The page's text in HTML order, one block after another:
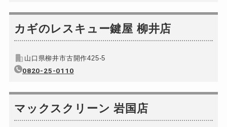
金庫カギ開け 8,800円～(税込)
金庫カギ修理
金庫カギ交換
ドアノブカギ開け
カギのレスキュー鍵屋 柳井店
山口県柳井市古開作425-5
0820-25-0110
マックスクリーン 岩国店